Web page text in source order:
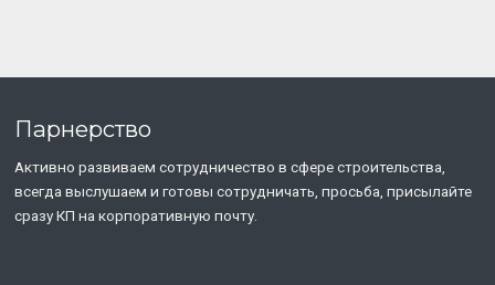
Парнерство
Активно развиваем сотрудничество в сфере строительства,
всегда выслушаем и готовы сотрудничать, просьба, присылайте
сразу КП на корпоративную почту.